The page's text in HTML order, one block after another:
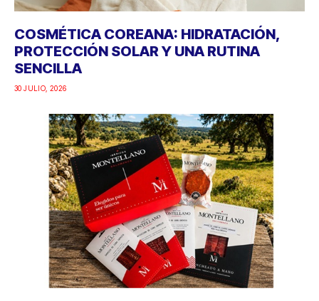
COSMÉTICA COREANA: HIDRATACIÓN,
PROTECCIÓN SOLAR Y UNA RUTINA
SENCILLA
30 JULIO, 2026